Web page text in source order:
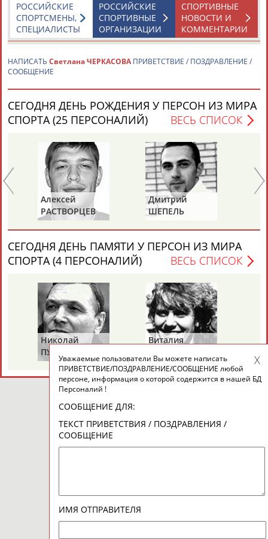
ЦЕЛИ ПРОЕКТА КОНТАКТЫ НАШИ КНОПКИ РЕКЛАМА
Вопросы сотрудничества и совместной деятельности
Разработка и поддержка ООО НАИТ «Стадион»
Адресов в новостной рассылке: 996
Подпишись
СПОРТИВНЫЕ
НОВОСТИ И
КОММЕНТАРИИ
РОССИЙСКИЕ
СПОРТИВНЫЕ
ОРГАНИЗАЦИИ
РОССИЙСКИЕ
СПОРТСМЕНЫ,
СПЕЦИАЛИСТЫ
НАПИСАТЬ Светлана ЧЕРКАСОВА ПРИВЕТСТВИЕ / ПОЗДРАВЛЕНИЕ /
СООБЩЕНИЕ
СЕГОДНЯ ДЕНЬ РОЖДЕНИЯ У ПЕРСОН ИЗ МИРА
СПОРТА (25 ПЕРСОНАЛИЙ)
ВЕСЬ СПИСОК
Дмитрий
ШЕПЕЛЬ
Юрий
ЕРМОШКИН
СЕГОДНЯ ДЕНЬ ПАМЯТИ У ПЕРСОН ИЗ МИРА
СПОРТА (4 ПЕРСОНАЛИЙ)
ВЕСЬ СПИСОК
Виталия
Михаил
Уважаемые пользователи Вы можете написать
ПРИВЕТСТВИЕ/ПОЗДРАВЛЕНИЕ/СООБЩЕНИЕ любой
персоне, информация о которой содержится в нашей БД
Персоналий !
СООБЩЕНИЕ ДЛЯ:
ТЕКСТ ПРИВЕТСТВИЯ / ПОЗДРАВЛЕНИЯ /
СООБЩЕНИЕ
ИМЯ ОТПРАВИТЕЛЯ